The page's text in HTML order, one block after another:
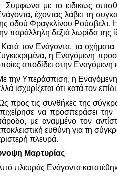
Σύμφωνα με το ειδικώς
έχοντας λάβει τη
οδού Φραγκλίνου Ρούσβελτ.
παράλληλη δεξιά λωρίδα της
Κατά τον Ενάγοντα, τα
η Εναγόμενη
αποδίδει στην
την Υπεράσπιση, η Εναγόμενη
ισχυρίζεται ότι κατά τον
προς τις συνθήκες της
να προσπεράσει
με αναμμένο τον
ευθύνη για τη
πλευρά.
Μαρτυρίας
πλευράς Ενάγοντα